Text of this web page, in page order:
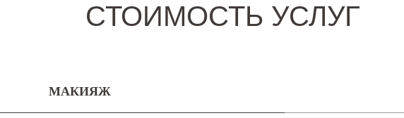
СТОИМОСТЬ УСЛУГ
МАКИЯЖ